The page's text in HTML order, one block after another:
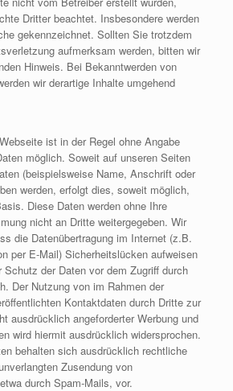
Dritter beachtet. Insbesondere werden
gekennzeichnet. Sollten Sie trotzdem
aufmerksam werden, bitten wir
Hinweis. Bei Bekanntwerden von
wir derartige Inhalte umgehend
ist in der Regel ohne Angabe
möglich. Soweit auf unseren Seiten
(beispielsweise Name, Anschrift oder
werden, erfolgt dies, soweit möglich,
Diese Daten werden ohne Ihre
nicht an Dritte weitergegeben. Wir
die Datenübertragung im Internet (z.B.
per E-Mail) Sicherheitslücken aufweisen
der Daten vor dem Zugriff durch
Der Nutzung von im Rahmen der
Kontaktdaten durch Dritte zur
ausdrücklich angeforderter Werbung und
wird hiermit ausdrücklich widersprochen.
behalten sich ausdrücklich rechtliche
Zusendung von
durch Spam-Mails, vor.